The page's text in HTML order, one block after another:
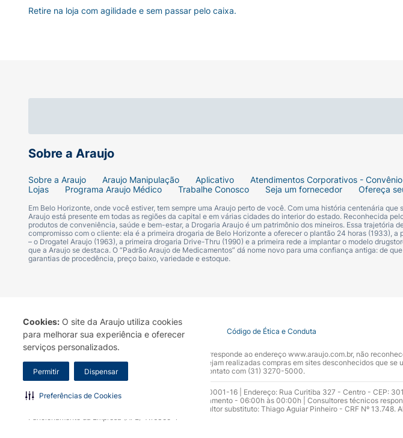
Cookies: O site da Araujo utiliza cookies
para melhorar sua experiência e oferecer
serviços personalizados.
Permitir Dispensar
Preferências de Cookies
Sobre a Araujo
Sobre a Araujo Araujo Manipulação Aplicativo Atendimentos Corporativos - Convênio
Lojas
Programa Araujo Médico Trabalhe Conosco Seja um fornecedor Ofereça
Em Belo Horizonte, onde você estiver, tem sempre uma Araujo perto de você. Com uma história centenária
Araujo está presente em todas as regiões da capital e em várias cidades do interior do estado. Reconhecida
produtos de conveniência, saúde e bem-estar, a Drogaria Araujo é um patrimônio dos mineiros. Essa trajetória
compromisso com o cliente: ela é a primeira drogaria de Belo Horizonte a oferecer o plantão 24 horas (1933),
– o Drogatel Araujo (1963), a primeira drogaria Drive-Thru (1990) e a primeira rede a implantar o modelo
que a Araujo se destaca. O “Padrão Araujo de Medicamentos” dá nome novo para uma confiança antiga: de
garantias de procedência, preço baixo, variedade e estoque.
Retire na loja com agilidade e sem passar pelo caixa.
Termo de Uso Portal da Privacidade Covid-19 Código de Ética e Conduta
A Drogaria Araujo S/A informa que o seu site oficial corresponde ao endereço www.araujo.com.br, não
marca. Para sua segurança recomendamos que não sejam realizadas compras em sites desconhecidos que
Araujo S.A. Em caso de dúvidas, gentileza entrar em contato com (31) 3270-5000.
Razão Social: Drogaria Araujo S.A | CNPJ: 17.256.512.0001-16 | Endereço: Rua Curitiba 327 - Centro - CEP:
0300.313.1010 e (31) 3270-5000 Horário de funcionamento - 06:00h às 00:00h | Consultores técnicos
10.965 | Yasmin Silva Alvarenga – CRF 52.584 - Consultor substituto: Thiago Aguiar Pinheiro - CRF Nº
Funcionamento da Empresa (AFE): 7.16355-1